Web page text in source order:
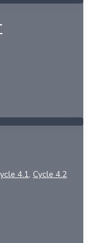
4.1, Cycle 4.2